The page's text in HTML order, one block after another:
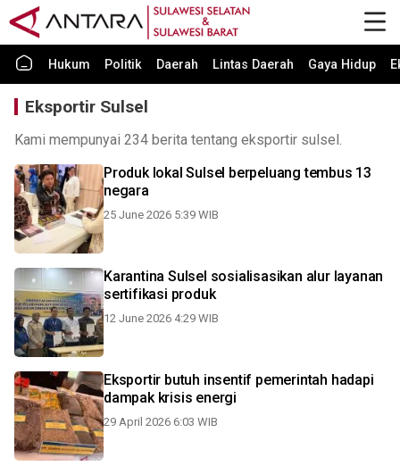
Hukum Politik Daerah Lintas Daerah Gaya Hidup
Eksportir Sulsel
Kami mempunyai 234 berita tentang eksportir sulsel.
Produk lokal Sulsel berpeluang tembus 13
negara
25 June 2026 5:39 WIB
Karantina Sulsel sosialisasikan alur layanan
sertifikasi produk
12 June 2026 4:29 WIB
Eksportir butuh insentif pemerintah hadapi
dampak krisis energi
29 April 2026 6:03 WIB